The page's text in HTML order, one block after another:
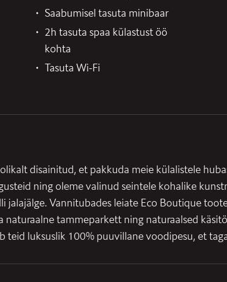
Saabumisel tasuta minibaar
2h tasuta spaa külastust öö
kohta
Tasuta Wi-Fi
disainitud, et pakkuda meie külalistele
ning oleme valinud seintele kohalike
jalajälge. Vannitubades leiate Eco Boutique
naturaalne tammeparkett ning naturaalsed
teid luksuslik 100% puuvillane voodipesu, et